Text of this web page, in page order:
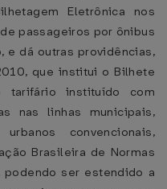
Eletrônica nos
passageiros por ônibus
e dá outras providências,
que institui o Bilhete
tarifário instituído com
nas linhas municipais,
convencionais,
Brasileira de Normas
podendo ser estendido a